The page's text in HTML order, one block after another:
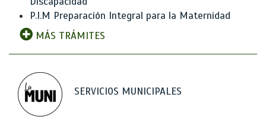
P.I.M Preparación Integral para la Maternidad
MÁS TRÁMITES
SERVICIOS MUNICIPALES